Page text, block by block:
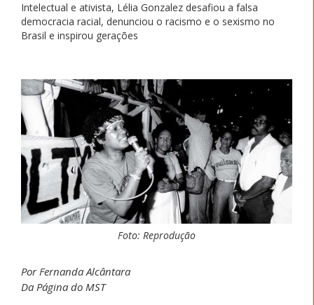
Intelectual e ativista, Lélia Gonzalez desafiou a falsa
democracia racial, denunciou o racismo e o sexismo no
Brasil e inspirou gerações
Foto: Reprodução
Por Fernanda Alcântara
Da Página do MST